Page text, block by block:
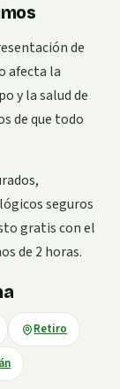
de
afecta la
y la salud de
de que todo
seguros
gratis con el
de 2 horas.
Retiro